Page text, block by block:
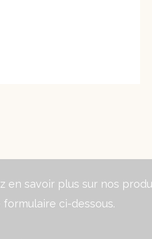
savoir plus sur nos
ci-dessous.